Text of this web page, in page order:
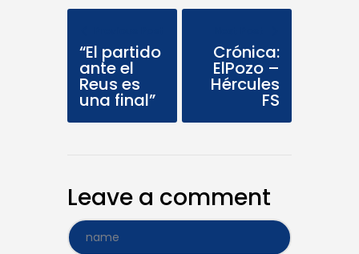
“El partido
ante el
Reus es
una final”
Crónica:
ElPozo –
Hércules
FS
Leave a comment